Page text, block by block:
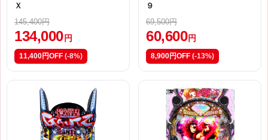
Ｘ
145,400円
134,000 円
11,400円OFF (-8%)
９
69,500円
60,600 円
8,900円OFF (-13%)